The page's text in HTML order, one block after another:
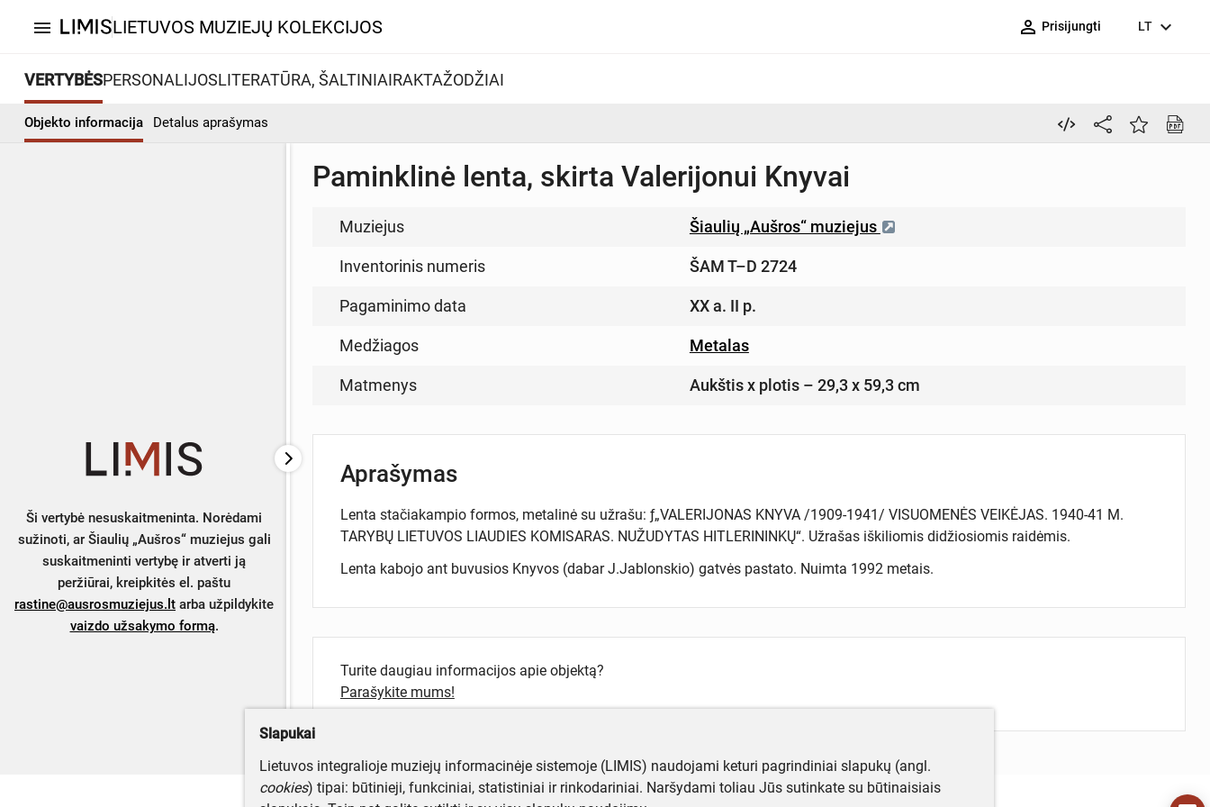
menu LIETUVOS MUZIEJŲ KOLEKCIJOS person_outline Prisijungti LT expand_more
VERTYBĖSPERSONALIJOSLITERATŪRA, ŠALTINIAIRAKTAŽODŽIAI
Objekto informacija Detalus aprašymas
Ši vertybė nesuskaitmeninta. Norėdami
sužinoti, ar Šiaulių „Aušros“ muziejus gali
suskaitmeninti vertybę ir atverti ją
peržiūrai, kreipkitės el. paštu
rastine@ausrosmuziejus.lt arba užpildykite
vaizdo užsakymo formą.
Paminklinė lenta, skirta Valerijonui Knyvai
Muziejus Šiaulių „Aušros“ muziejus
Inventorinis numeris ŠAM T–D 2724
Pagaminimo data XX a. II p.
Medžiagos Metalas
Matmenys Aukštis x plotis – 29,3 x 59,3 cm
Aprašymas
Lenta stačiakampio formos, metalinė su užrašu: ƒ„VALERIJONAS KNYVA /1909-1941/ VISUOMENĖS VEIKĖJAS. 1940-41 M.
TARYBŲ LIETUVOS LIAUDIES KOMISARAS. NUŽUDYTAS HITLERININKŲ“. Užrašas iškiliomis didžiosiomis raidėmis.
Lenta kabojo ant buvusios Knyvos (dabar J.Jablonskio) gatvės pastato. Nuimta 1992 metais.
Turite daugiau informacijos apie objektą?
Parašykite mums!
Slapukai
Lietuvos integralioje muziejų informacinėje sistemoje (LIMIS) naudojami keturi pagrindiniai slapukų (angl.
cookies) tipai: būtinieji, funkciniai, statistiniai ir rinkodariniai. Naršydami toliau Jūs sutinkate su būtinaisiais